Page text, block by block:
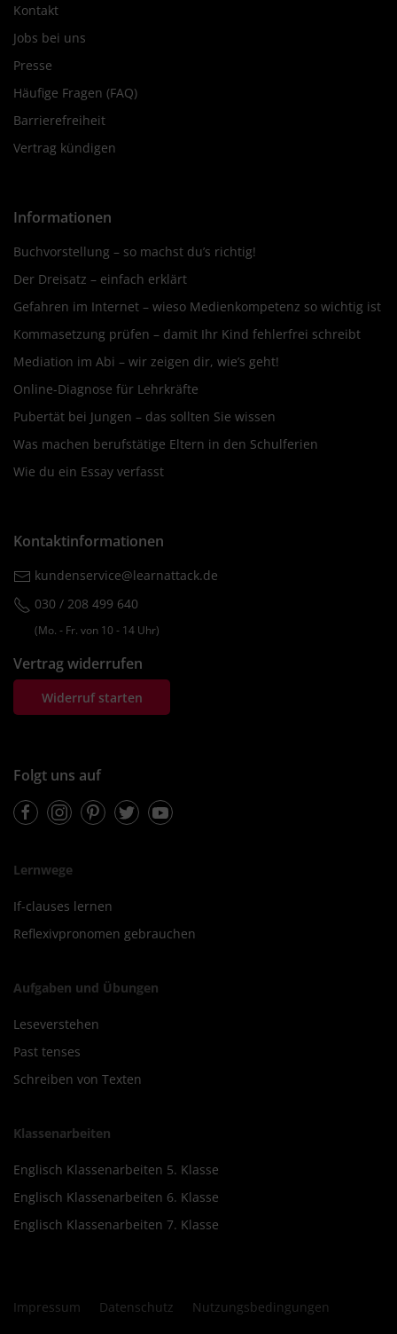
Kontakt
Jobs bei uns
Presse
Häufige Fragen (FAQ)
Barrierefreiheit
Vertrag kündigen
Informationen
Buchvorstellung – so machst du’s richtig!
Der Dreisatz – einfach erklärt
Gefahren im Internet – wieso Medienkompetenz so wichtig ist
Kommasetzung prüfen – damit Ihr Kind fehlerfrei schreibt
Mediation im Abi – wir zeigen dir, wie’s geht!
Online-Diagnose für Lehrkräfte
Pubertät bei Jungen – das sollten Sie wissen
Was machen berufstätige Eltern in den Schulferien
Wie du ein Essay verfasst
Kontaktinformationen
kundenservice@learnattack.de
030 / 208 499 640
(Mo. ‐ Fr. von 10 ‐ 14 Uhr)
Vertrag widerrufen
Widerruf starten
Folgt uns auf
FacebookInstagramPinterestTwitterYoutube
Lernwege
If-clauses lernen
Reflexivpronomen gebrauchen
Aufgaben und Übungen
Leseverstehen
Past tenses
Schreiben von Texten
Klassenarbeiten
Englisch Klassenarbeiten 5. Klasse
Englisch Klassenarbeiten 6. Klasse
Englisch Klassenarbeiten 7. Klasse
Impressum Datenschutz Nutzungsbedingungen